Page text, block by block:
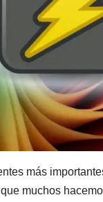
más
muchos